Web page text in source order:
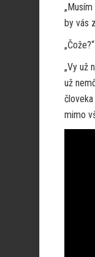
by vás
„Čože?“
„Vy už
už
mimo